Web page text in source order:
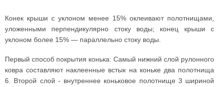
Конек крыши с уклоном менее 15% оклеивают полотнищами,
уложенными перпендикулярно стоку воды; конец крыши с
уклоном более 15% — параллельно стоку воды.
Первый способ покрытия конька: Самый нижний слой рулонного
ковра составляют наклеенные встык на коньке два полотнища
6. Второй слой - внутреннее коньковое полотнище 3 шириной